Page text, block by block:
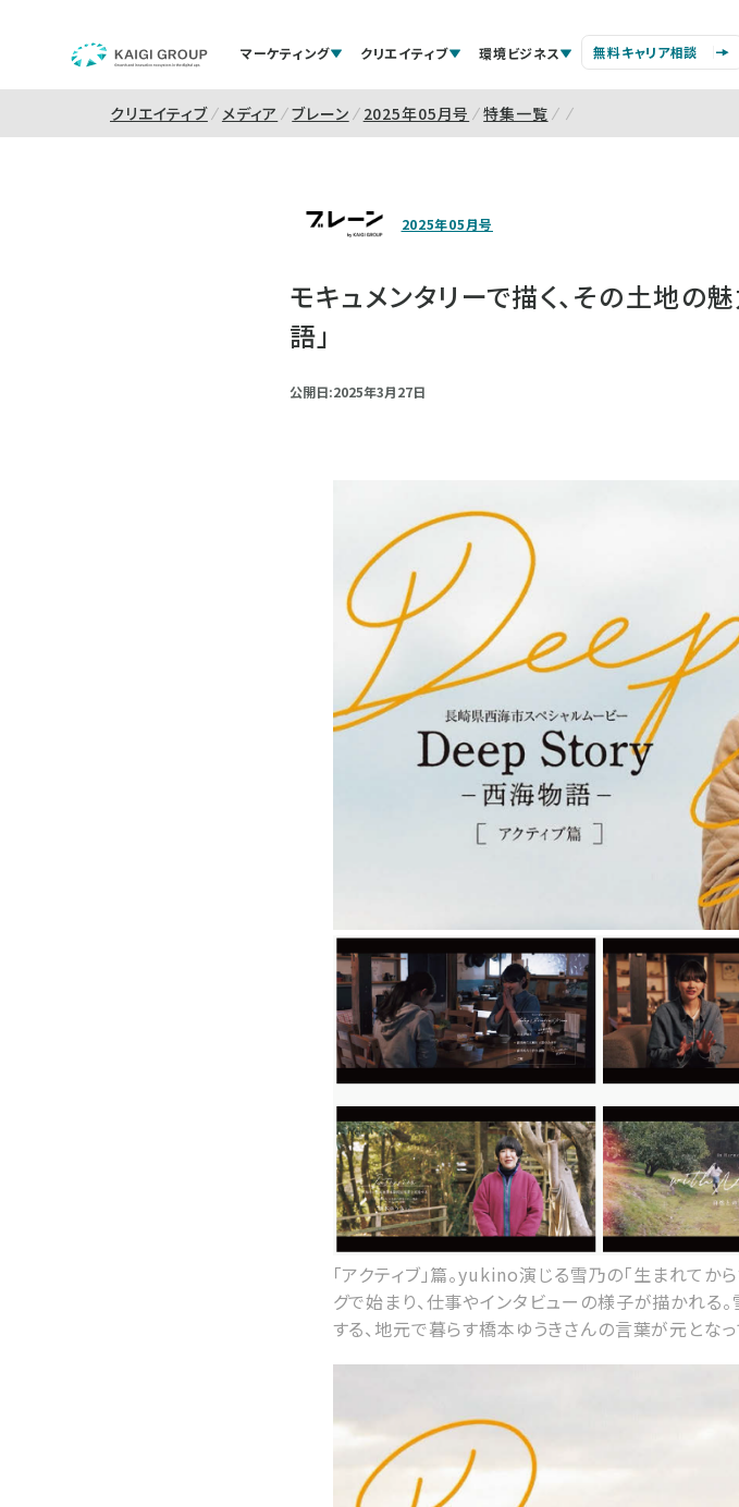
マーケティング クリエイティブ 環境ビジネス 無料キャリア相談
クリエイティブ メディア ブレーン 2025年05月号 特集一覧
2025年05月号
モキュメンタリーで描く、その土地
語」
公開日:2025年3月27日
「アクティブ」篇。yukino演じる雪乃の「生まれてか
グで始まり、仕事やインタビューの様子が描かれる
する、地元で暮らす橋本ゆうきさんの言葉が元となっ